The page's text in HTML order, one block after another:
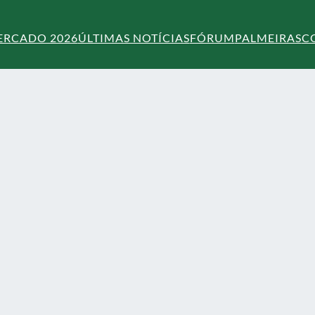
2026ÚLTIMAS NOTÍCIASFÓRUMPALMEIRAS